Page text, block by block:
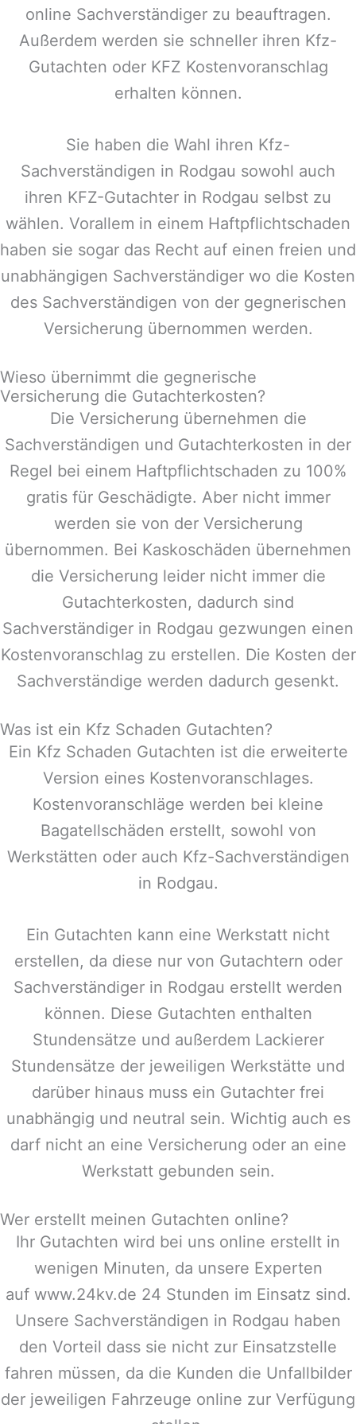
online Sachverständiger zu beauftragen.
Außerdem werden sie schneller ihren Kfz-
Gutachten oder KFZ Kostenvoranschlag
erhalten können.
Sie haben die Wahl ihren Kfz-
Sachverständigen in Rodgau sowohl auch
ihren KFZ-Gutachter in Rodgau selbst zu
wählen. Vorallem in einem Haftpflichtschaden
haben sie sogar das Recht auf einen freien und
unabhängigen Sachverständiger wo die Kosten
des Sachverständigen von der gegnerischen
Versicherung übernommen werden.
Wieso übernimmt die gegnerische
Versicherung die Gutachterkosten?
Die Versicherung übernehmen die
Sachverständigen und Gutachterkosten in der
Regel bei einem Haftpflichtschaden zu 100%
gratis für Geschädigte. Aber nicht immer
werden sie von der Versicherung
übernommen. Bei Kaskoschäden übernehmen
die Versicherung leider nicht immer die
Gutachterkosten, dadurch sind
Sachverständiger in Rodgau gezwungen einen
Kostenvoranschlag zu erstellen. Die Kosten der
Sachverständige werden dadurch gesenkt.
Was ist ein Kfz Schaden Gutachten?
Ein Kfz Schaden Gutachten ist die erweiterte
Version eines Kostenvoranschlages.
Kostenvoranschläge werden bei kleine
Bagatellschäden erstellt, sowohl von
Werkstätten oder auch Kfz-Sachverständigen
in Rodgau.
Ein Gutachten kann eine Werkstatt nicht
erstellen, da diese nur von Gutachtern oder
Sachverständiger in Rodgau erstellt werden
können. Diese Gutachten enthalten
Stundensätze und außerdem Lackierer
Stundensätze der jeweiligen Werkstätte und
darüber hinaus muss ein Gutachter frei
unabhängig und neutral sein. Wichtig auch es
darf nicht an eine Versicherung oder an eine
Werkstatt gebunden sein.
Wer erstellt meinen Gutachten online?
Ihr Gutachten wird bei uns online erstellt in
wenigen Minuten, da unsere Experten
auf www.24kv.de 24 Stunden im Einsatz sind.
Unsere Sachverständigen in Rodgau haben
den Vorteil dass sie nicht zur Einsatzstelle
fahren müssen, da die Kunden die Unfallbilder
der jeweiligen Fahrzeuge online zur Verfügung